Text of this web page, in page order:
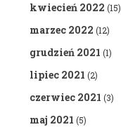
kwiecień 2022 (15)
marzec 2022 (12)
grudzień 2021 (1)
lipiec 2021 (2)
czerwiec 2021 (3)
maj 2021 (5)